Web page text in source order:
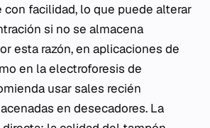
con facilidad, lo que puede alterar
si no se almacena
esta razón, en aplicaciones de
en la electroforesis de
usar sales recién
en desecadores. La